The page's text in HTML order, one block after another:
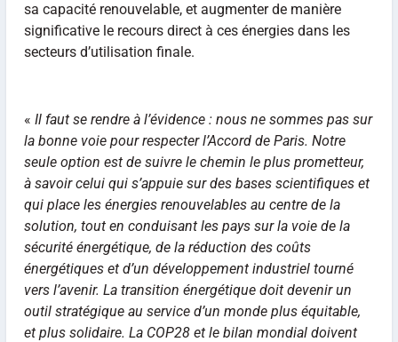
sa capacité renouvelable, et augmenter de manière
significative le recours direct à ces énergies dans les
secteurs d’utilisation finale.
« Il faut se rendre à l’évidence : nous ne sommes pas sur
la bonne voie pour respecter l’Accord de Paris. Notre
seule option est de suivre le chemin le plus prometteur,
à savoir celui qui s’appuie sur des bases scientifiques et
qui place les énergies renouvelables au centre de la
solution, tout en conduisant les pays sur la voie de la
sécurité énergétique, de la réduction des coûts
énergétiques et d’un développement industriel tourné
vers l’avenir. La transition énergétique doit devenir un
outil stratégique au service d’un monde plus équitable,
et plus solidaire. La COP28 et le bilan mondial doivent